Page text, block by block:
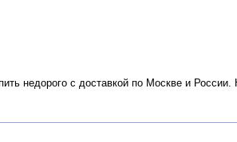
недорого с доставкой по Москве и